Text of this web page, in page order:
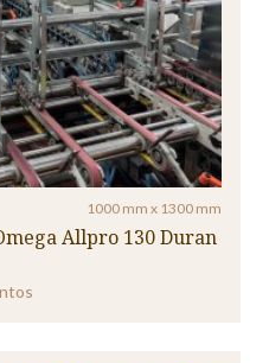
1000 mm x 1300 mm
Allpro 130 Duran